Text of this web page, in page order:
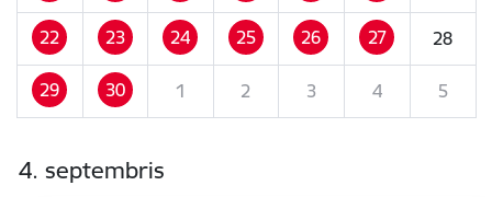
22 23 24 25 26 27 28
29 30 1 2 3 4 5
4. septembris